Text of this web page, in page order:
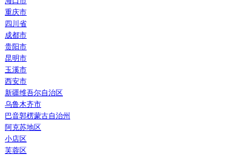
重庆市
四川省
成都市
贵阳市
昆明市
玉溪市
西安市
新疆维吾尔自治区
乌鲁木齐市
巴音郭楞蒙古自治州
阿克苏地区
小店区
芙蓉区